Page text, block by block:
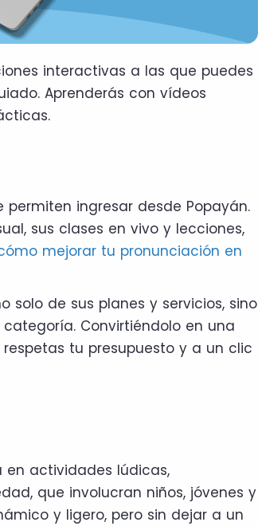
interactivas a las que puedes
Aprenderás con vídeos
ingresar desde Popayán.
sus clases en vivo y lecciones,
mejorar tu pronunciación en
solo de sus planes y servicios, sino
Convirtiéndolo en una
tu presupuesto y a un clic
en actividades lúdicas,
que involucran niños, jóvenes y
y ligero, pero sin dejar a un